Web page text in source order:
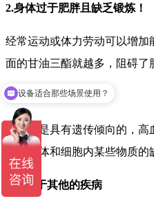
2.身体过于肥胖且缺乏锻炼！
经常运动或体力劳动可以增
面的甘油三酯就越多，阻碍了
3.基因遗传
高血脂是具有遗传倾向的，
白质受体和细胞内某些物质
4.继发于其他的疾病
设备适合那些场景使用？